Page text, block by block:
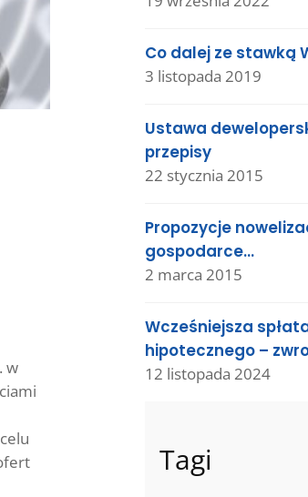
w
Co dalej ze stawką
3 listopada 2019
Ustawa
przepisy
22 stycznia 2015
Propozycje
gospodarce…
2 marca 2015
Wcześniejsza
hipotecznego –
12 listopada 2024
Tagi